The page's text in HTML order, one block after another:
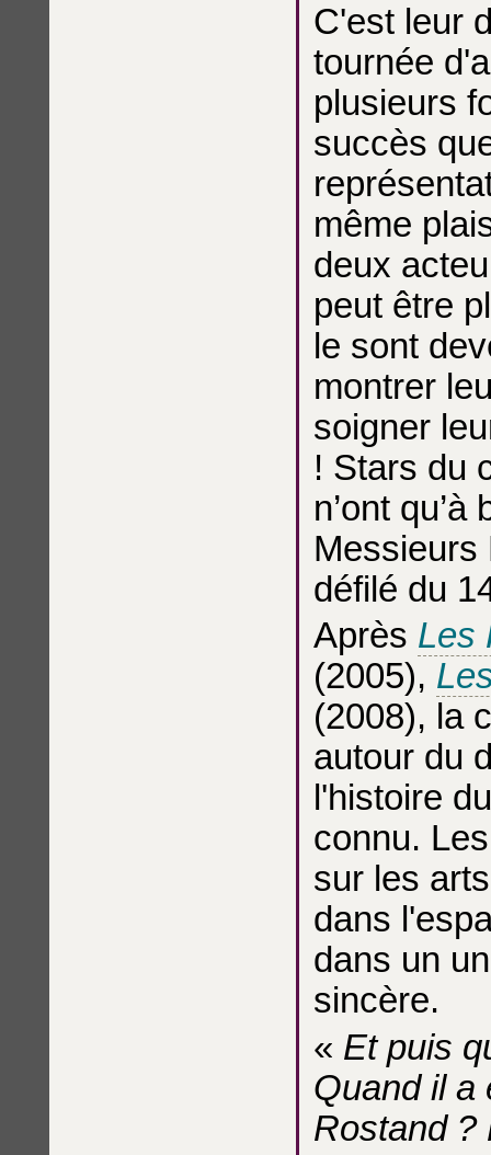
C'est leur
tournée
plusieurs
succès
même
deux
peut être
le sont
montrer
soigner
! Stars du
n’ont
Messieurs
défilé du
Après Les
(2005),
(2008), la
autour du
l'histoire
connu.
sur les
dans
dans un
sincère.
« Et puis
Quand il a
Rostand ?